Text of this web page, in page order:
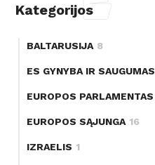
Kategorijos
BALTARUSIJA 8
ES GYNYBA IR SAUGUMAS
EUROPOS PARLAMENTAS
EUROPOS SĄJUNGA 16
IZRAELIS 1